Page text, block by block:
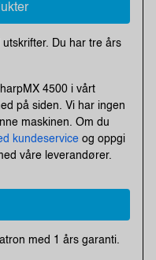
utskrifter. Du har tre års
4500 i vårt
på siden. Vi har ingen
maskinen. Om du
kundeservice og oppgi
våre leverandører.
med 1 års garanti.